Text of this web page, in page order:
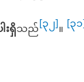
းရှိသည် [၃၂] ။ [၃၁]